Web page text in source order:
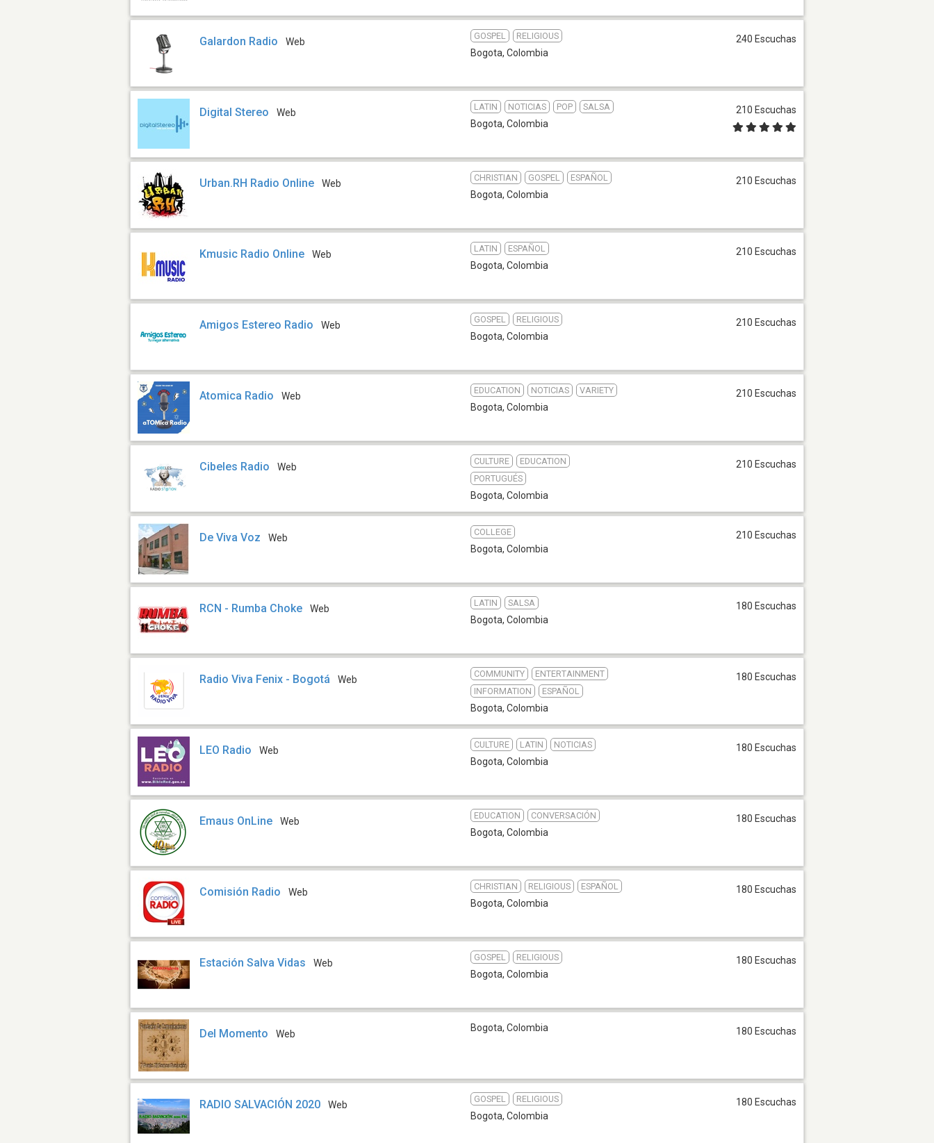
Galardon Radio Web
GOSPEL RELIGIOUS
Bogota, Colombia
240 Escuchas
Digital Stereo Web
LATIN NOTICIAS POP SALSA
Bogota, Colombia
210 Escuchas
Urban.RH Radio Online Web
CHRISTIAN GOSPEL ESPAÑOL
Bogota, Colombia
210 Escuchas
Kmusic Radio Online Web
LATIN ESPAÑOL
Bogota, Colombia
210 Escuchas
Amigos Estereo Radio Web
GOSPEL RELIGIOUS
Bogota, Colombia
210 Escuchas
Atomica Radio Web
EDUCATION NOTICIAS VARIETY
Bogota, Colombia
210 Escuchas
Cibeles Radio Web
CULTURE
EDUCATION
PORTUGUÉS
Bogota, Colombia
210 Escuchas
De Viva Voz Web
COLLEGE
Bogota, Colombia
210 Escuchas
RCN - Rumba Choke Web
LATIN SALSA
Bogota, Colombia
180 Escuchas
Radio Viva Fenix - Bogotá Web
COMMUNITY
ENTERTAINMENT
INFORMATION
ESPAÑOL
Bogota, Colombia
180 Escuchas
LEO Radio Web
CULTURE LATIN NOTICIAS
Bogota, Colombia
180 Escuchas
Emaus OnLine Web
EDUCATION CONVERSACIÓN
Bogota, Colombia
180 Escuchas
Comisión Radio Web
CHRISTIAN RELIGIOUS ESPAÑOL
Bogota, Colombia
180 Escuchas
Estación Salva Vidas Web
GOSPEL RELIGIOUS
Bogota, Colombia
180 Escuchas
Del Momento Web
Bogota, Colombia 180 Escuchas
RADIO SALVACIÓN 2020 Web
GOSPEL RELIGIOUS
Bogota, Colombia
180 Escuchas